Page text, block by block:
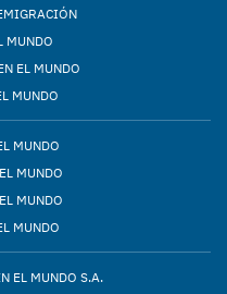
MUNDO
EL MUNDO
MUNDO
MUNDO
MUNDO
MUNDO
MUNDO
EL MUNDO S.A.